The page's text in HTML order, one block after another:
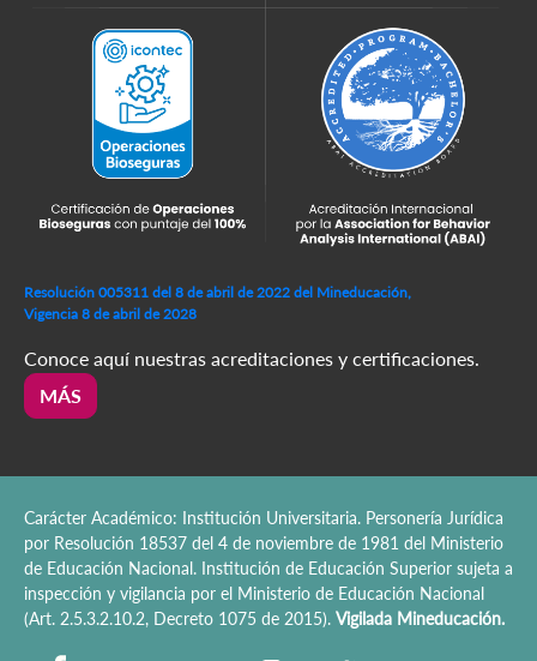
Resolución 005311 del 8 de abril de 2022 del Mineducación,
Vigencia 8 de abril de 2028
Conoce aquí nuestras acreditaciones y certificaciones.
MÁS
Carácter Académico: Institución Universitaria. Personería Jurídica
por Resolución 18537 del 4 de noviembre de 1981 del Ministerio
de Educación Nacional. Institución de Educación Superior sujeta a
inspección y vigilancia por el Ministerio de Educación Nacional
(Art. 2.5.3.2.10.2, Decreto 1075 de 2015). Vigilada Mineducación.